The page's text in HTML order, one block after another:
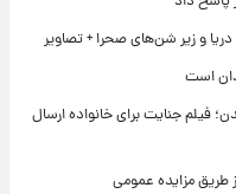
و زیر شن‌های صحرا + تصاویر
است
جنایت برای خانواده ارسال
طریق مزایده عمومی